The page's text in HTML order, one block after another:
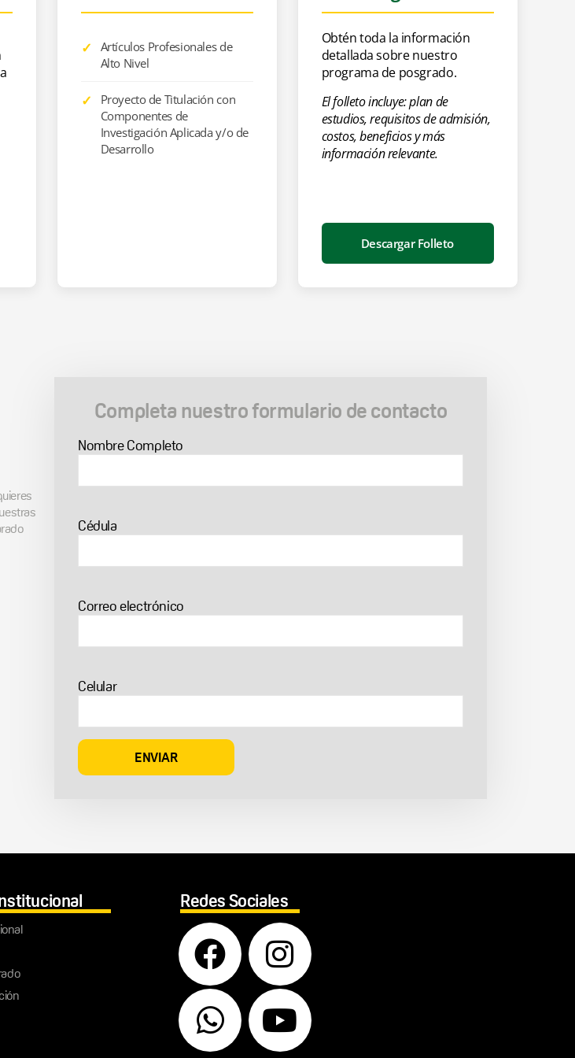
Artículos Profesionales de
Alto Nivel
Proyecto de Titulación con
Componentes de
Investigación Aplicada y/o de
Desarrollo
Obtén toda la información
detallada sobre nuestro
programa de posgrado.
El folleto incluye: plan de
estudios, requisitos de admisión,
costos, beneficios y más
información relevante.
Descargar Folleto
Completa nuestro formulario de contacto
Nombre Completo
Cédula
Correo electrónico
Celular
Redes Sociales